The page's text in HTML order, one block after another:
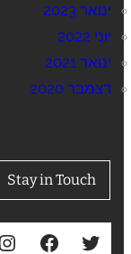
ינואר 2023
יוני 2022
ינואר 2021
דצמבר 2020
Stay in Touch
Twitter
Facebook
Instagram